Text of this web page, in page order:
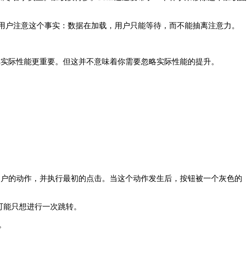
注意这个事实：数据在加载，用户只能等待，而不能抽离注意力。
性能更重要。但这并不意味着你需要忽略实际性能的提升。
的动作，并执行最初的点击。当这个动作发生后，按钮被一个灰色的
能只想进行一次跳转。